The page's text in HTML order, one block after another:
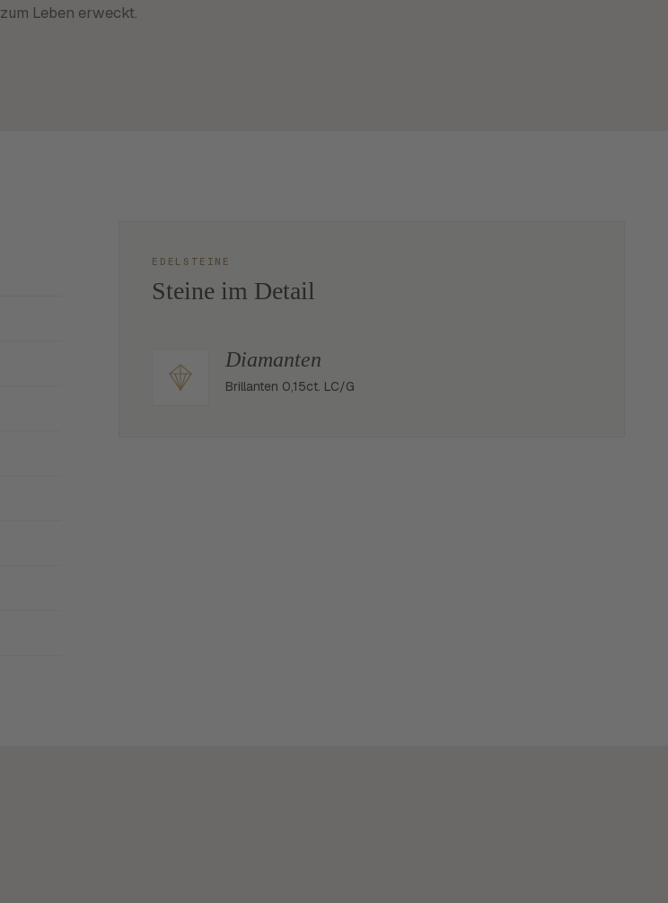
zum Leben erweckt.
EDELSTEINE
Steine im Detail
Diamanten
Brillanten 0,15ct. LC/G